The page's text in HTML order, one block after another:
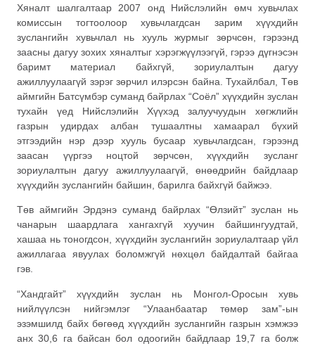
Хяналт шалгалтаар 2007 онд Нийслэлийн өмч хувьчлах
комиссын тогтоолоор хувьчлагдсан зарим хүүхдийн
зуслангийн хувьчлал нь хууль журмыг зөрчсөн, гэрээнд
заасны дагуу зохих хяналтыг хэрэгжүүлээгүй, гэрээ дүгнэсэн
баримт материал байхгүй, зориулалтын дагуу
ажиллуулаагүй зэрэг зөрчил илэрсэн байна. Тухайлбал, Төв
аймгийн Батсүмбэр суманд байрлах “Соёл” хүүхдийн зуслан
тухайн үед Нийслэлийн Хүүхэд залуучуудын хөгжлийн
газрын удирдах албан тушаалтны хамаарал бүхий
этгээдийн нэр дээр хууль бусаар хувьчлагдсан, гэрээнд
заасан үүргээ ноцтой зөрчсөн, хүүхдийн зусланг
зориулалтын дагуу ажиллуулаагүй, өнөөдрийн байдлаар
хүүхдийн зуслангийн байшин, барилга байхгүй байжээ.
Төв аймгийн Эрдэнэ суманд байрлах “Өлзийт” зуслан нь
чанарын шаардлага хангахгүй хуучин байшингуудтай,
хашаа нь тоногдсон, хүүхдийн зуслангийн зориулалтаар үйл
ажиллагаа явуулах боломжгүй нөхцөл байдалтай байгаа
гэв.
“Хандгайт” хүүхдийн зуслан нь Монгол-Оросын хувь
нийлүүлсэн нийгэмлэг “Улаанбаатар төмөр зам”-ын
эзэмшилд байх бөгөөд хүүхдийн зуслангийн газрын хэмжээ
анх 30,6 га байсан бол одоогийн байдлаар 19,7 га болж